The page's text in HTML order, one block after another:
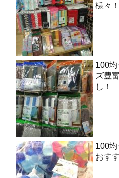
様々！
100
ズ豊
し！
100
おす